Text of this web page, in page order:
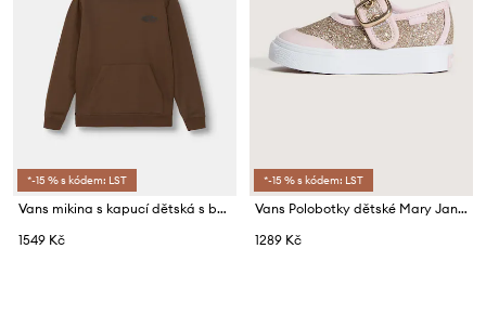
*-15 % s kódem: LST
Vans mikina s kapucí dětská s bavlnou Double St
1549 Kč
*-15 % s kódem: LST
Vans Polobotky dětské Mary Jane GLTR
1289 Kč